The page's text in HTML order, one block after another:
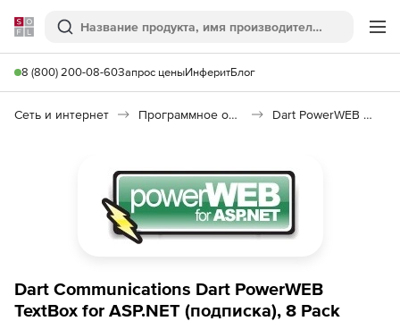
Softline
Поиск
8 (800) 200-08-60Запрос ценыИнферитБлог
Сеть и интернет Программное обеспечение для создания сайтов Dart PowerWEB TextBox for ASP.NET
Dart Communications Dart PowerWEB
TextBox for ASP.NET (подписка), 8 Pack